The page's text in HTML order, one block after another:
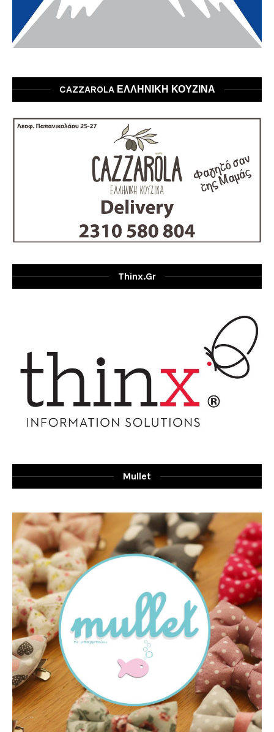
CAZZAROLA ΕΛΛΗΝΙΚΗ ΚΟΥΖΙΝΑ
Thinx.gr
Mullet